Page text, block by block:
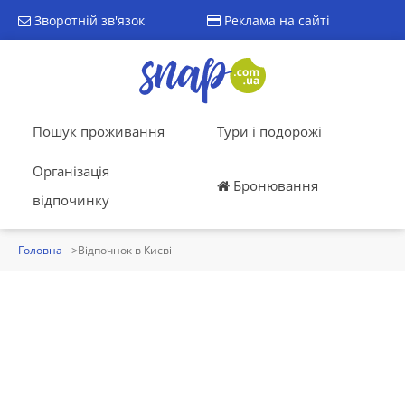
Зворотній зв'язок Реклама на сайті
Пошук проживання Тури і подорожі
Організація
відпочинку
Бронювання
Головна Відпочнок в Києві